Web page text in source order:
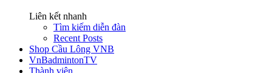
Liên kết nhanh
Tìm kiếm diễn đàn
Recent Posts
Shop Cầu Lông VNB
VnBadmintonTV